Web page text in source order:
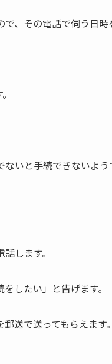
、その電話で伺う日時
いと手続できないよう
します。
したい」と告げます。
送で送ってもらえます。